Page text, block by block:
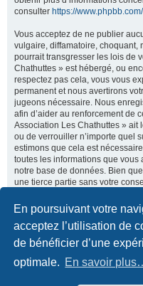
En poursuivant votre
acceptez l’utilisation de
de bénéficier d’une
optimale. En savoir
consulter https://www.phpbb.com/
Vous acceptez de ne publier
vulgaire, diffamatoire, choquant,
pourrait transgresser les lois de
Chathuttes » est hébergé, ou
respectez pas cela, vous vous
permanent et nous avertirons
jugeons nécessaire. Nous
afin d’aider au renforcement de
Association Les Chathuttes » ait
ou de verrouiller n’importe quel
estimons que cela est
toutes les informations que
notre base de données. Bien
une tierce partie sans votre
tentative de piratage visant à